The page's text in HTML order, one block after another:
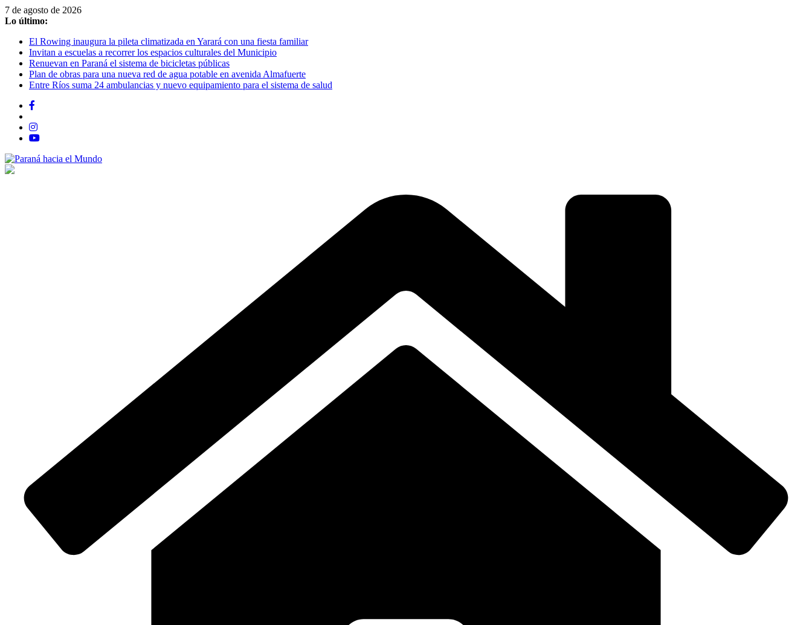
Saltar
al
7 de agosto de 2026
Lo último:
El Rowing inaugura la pileta climatizada en Yarará con una fiesta familiar
Invitan a escuelas a recorrer los espacios culturales del Municipio
Renuevan en Paraná el sistema de bicicletas públicas
Plan de obras para una nueva red de agua potable en avenida Almafuerte
Entre Ríos suma 24 ambulancias y nuevo equipamiento para el sistema de salud